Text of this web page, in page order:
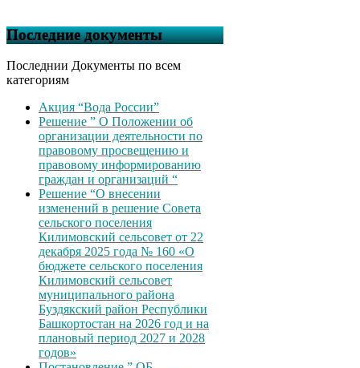
Последние документы
Последнии Документы по всем
категориям
Акция “Вода России”
Решение ” О Положении об
организации деятельности по
правовому просвещению и
правовому информированию
граждан и организаций “
Решение “О внесении
изменений в решение Совета
сельского поселения
Килимовский сельсовет от 22
декабря 2025 года № 160 «О
бюджете сельского поселения
Килимовский сельсовет
муниципального района
Буздякский район Республики
Башкортостан на 2026 год и на
плановый период 2027 и 2028
годов»